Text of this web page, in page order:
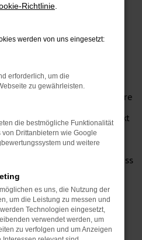
großartig. Zugegeben: der
doch
und basiert auf vielen
Automobilhersteller. Für Ihre
sich diese Marke perfekt
Modellen.
wir Sie genau so beraten, dass
Größe, Motorisierung
steigen. Hinzu kommen
Assistenten, die DFSK
Richtlinie
werden von uns eingesetzt:
erforderlich, um die
zu gewährleisten.
die bestmögliche Funktionalität
Drittanbietern wie Google
und weitere
es uns, die Nutzung der
um die Leistung zu messen und
Technologien eingesetzt,
verwendet werden, um
zu verfolgen und um Anzeigen